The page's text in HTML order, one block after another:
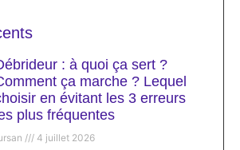
: à quoi ça sert ?
ça marche ? Lequel
en évitant les 3 erreurs
plus fréquentes
4 juillet 2026